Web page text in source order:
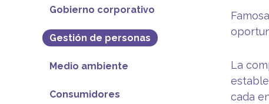
Gobierno corporativo
Gestión de personas
Medio ambiente
Consumidores
La
cada